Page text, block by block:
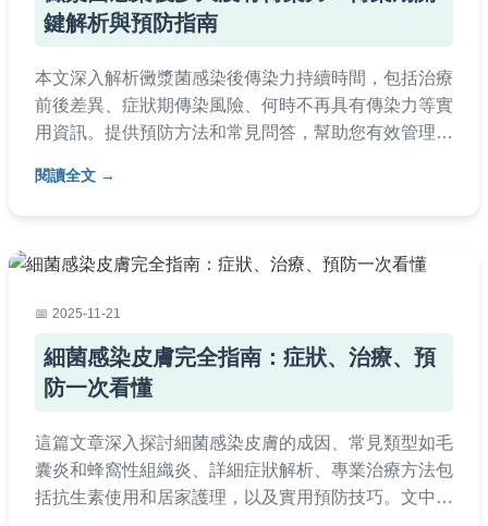
鍵解析與預防指南
本文深入解析黴漿菌感染後傳染力持續時間，包括治療
前後差異、症狀期傳染風險、何時不再具有傳染力等實
用資訊。提供預防方法和常見問答，幫助您有效管理健
閱讀全文
2025-11-21
細菌感染皮膚完全指南：症狀、治療、預
防一次看懂
這篇文章深入探討細菌感染皮膚的成因、常見類型如毛
囊炎和蜂窩性組織炎、詳細症狀解析、專業治療方法包
括抗生素使用和居家護理，以及實用預防技巧。文中包